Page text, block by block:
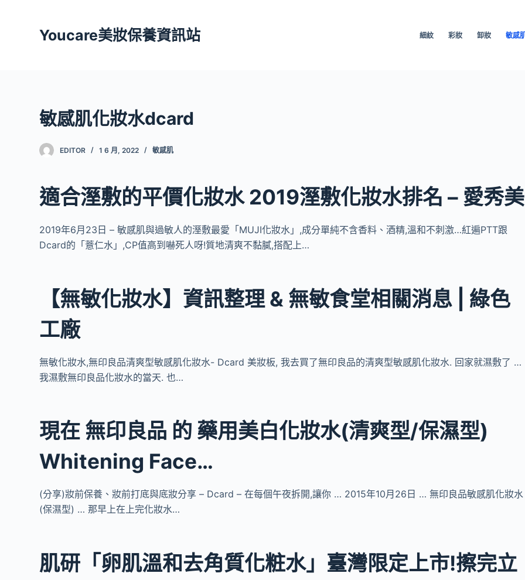
Youcare美妝保養資訊站 細紋 彩妝 卸妝 敏感
敏感肌化妝水dcard
EDITOR 1 6 月, 2022 敏感肌
適合溼敷的平價化妝水 2019溼敷化妝水排名 – 愛秀美
2019年6月23日 – 敏感肌與過敏人的溼敷最愛「MUJI化妝水」,成分單純不含香料、酒精,溫和不刺激…紅遍PTT跟
Dcard的「薏仁水」,CP值高到嚇死人呀!質地清爽不黏膩,搭配上…
【無敏化妝水】資訊整理 & 無敏食堂相關消息 | 綠色
工廠
無敏化妝水,無印良品清爽型敏感肌化妝水- Dcard 美妝板, 我去買了無印良品的清爽型敏感肌化妝水. 回家就濕敷了 …
我濕敷無印良品化妝水的當天. 也…
現在 無印良品 的 藥用美白化妝水(清爽型/保濕型)
Whitening Face…
(分享)妝前保養、妝前打底與底妝分享 – Dcard – 在每個午夜拆開,讓你 … 2015年10月26日 … 無印良品敏感肌化妝水
(保濕型) … 那早上在上完化妝水…
肌研「卵肌溫和去角質化粧水」臺灣限定上市!擦完立